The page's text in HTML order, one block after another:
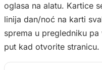
oglasa na alatu. Kartice
linija dan/noć na karti
sprema u pregledniku
put kad otvorite stranicu.